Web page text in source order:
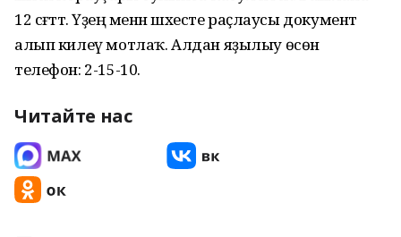
12 сәғәттә. Үҙең менән шәхесте раҫлаусы документ
алып килеү мотлаҡ. Алдан яҙылыу өсөн
телефон: 2-15-10.
Читайте нас